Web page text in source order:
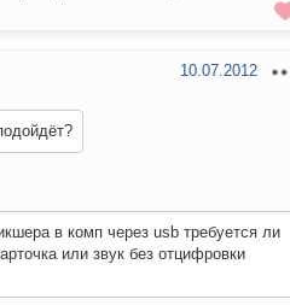
10.07.2012
в комп через usb требуется ли
или звук без отцифровки